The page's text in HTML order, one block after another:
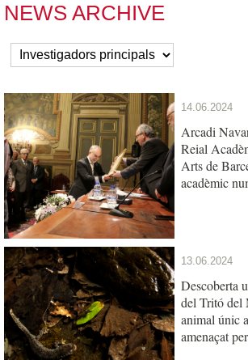
NEWS ARCHIVE
14.06.2024
Arcadi
Reial
Arts de
acadèmic
13.06.2024
Descoberta
del Tritó del
animal únic
amenaçat